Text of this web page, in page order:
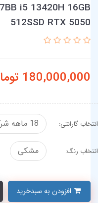
i5 13420H 16GB
512SSD RTX 5050
180,000,000
انتخاب گارانتی: 18 ماهه شرکتی
انتخاب رنگ: مشکی